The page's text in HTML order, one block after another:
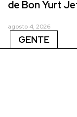
de Bon Yurt
agosto 4, 2026
GENTE